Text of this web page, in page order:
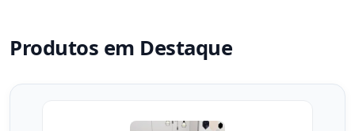
Produtos em Destaque